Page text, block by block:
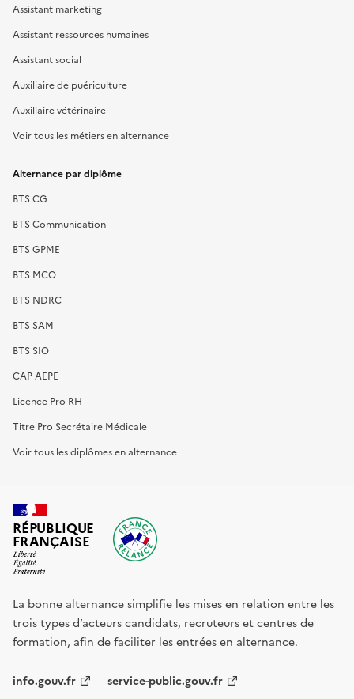
Assistant marketing
Assistant ressources humaines
Assistant social
Auxiliaire de puériculture
Auxiliaire vétérinaire
Voir tous les métiers en alternance
Alternance par diplôme
BTS CG
BTS Communication
BTS GPME
BTS MCO
BTS NDRC
BTS SAM
BTS SIO
CAP AEPE
Licence Pro RH
Titre Pro Secrétaire Médicale
Voir tous les diplômes en alternance
RÉPUBLIQUE
FRANÇAISE
La bonne alternance simplifie les mises en relation entre les
trois types d’acteurs candidats, recruteurs et centres de
formation, afin de faciliter les entrées en alternance.
info.gouv.fr service-public.gouv.fr